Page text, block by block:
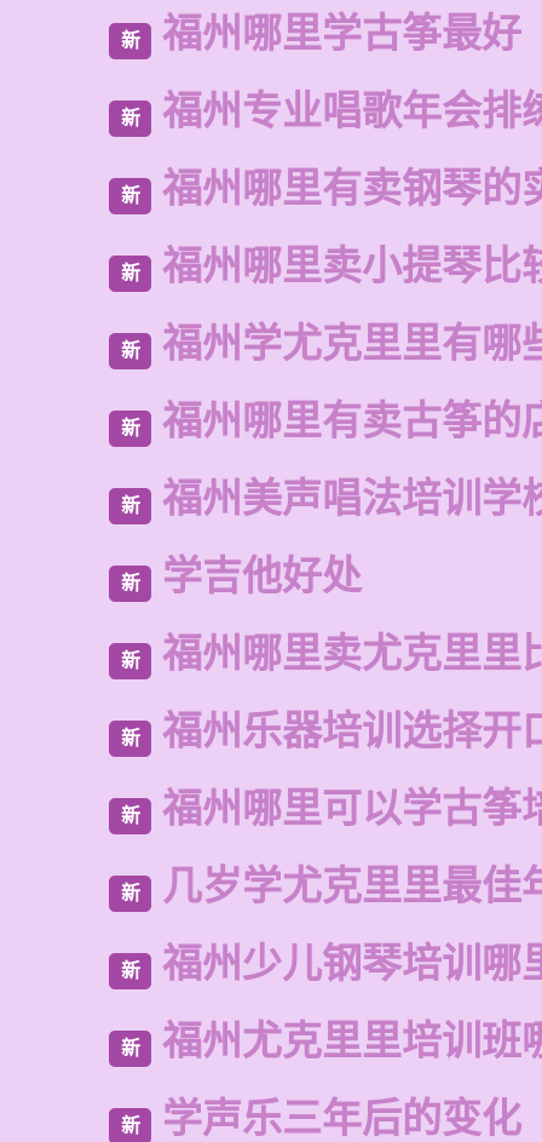
新 福州哪里学古筝最好
新 福州专业唱歌年会排
新 福州哪里有卖钢琴的
新 福州哪里卖小提琴比
新 福州学尤克里里有哪
新 福州哪里有卖古筝的
新 福州美声唱法培训学
新 学吉他好处
新 福州哪里卖尤克里里
新 福州乐器培训选择开
新 福州哪里可以学古筝
新 几岁学尤克里里最佳
新 福州少儿钢琴培训哪
新 福州尤克里里培训班
新 学声乐三年后的变化